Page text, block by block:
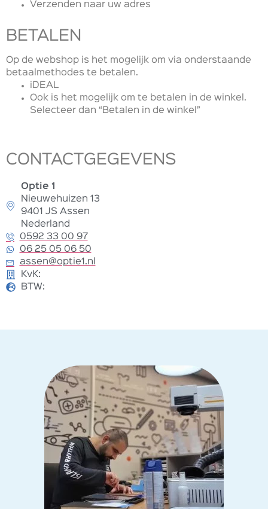
Verzenden naar uw adres
BETALEN
Op de webshop is het mogelijk om via onderstaande
betaalmethodes te betalen.
iDEAL
Ook is het mogelijk om te betalen in de winkel.
Selecteer dan “Betalen in de winkel”
CONTACTGEGEVENS
Optie 1
Nieuwehuizen 13
9401 JS Assen
Nederland
0592 33 00 97
06 25 05 06 50
assen@optie1.nl
KvK:
BTW: